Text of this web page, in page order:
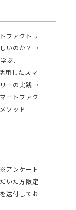
ファクトリ
いのか？ ・
ぶ、
用したスマ
ーの実践 ・
ートファク
ソッド
アンケート
いた方限定
送付してお